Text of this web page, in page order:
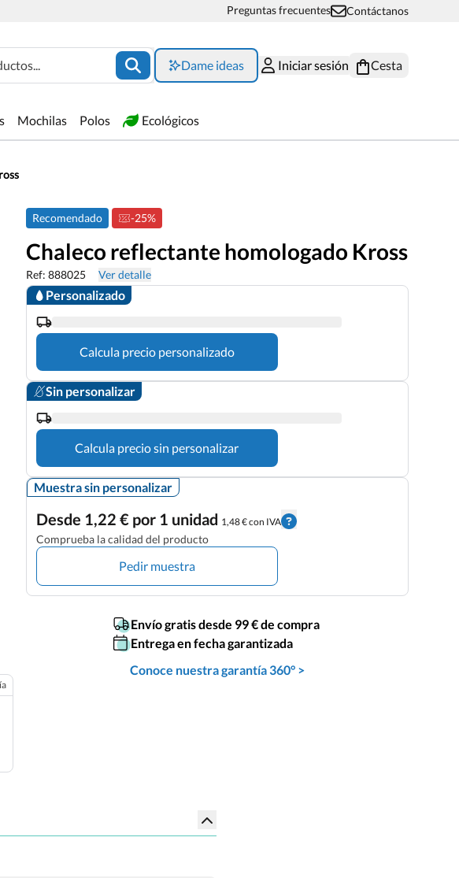
Preguntas frecuentes Contáctanos
Dame ideas Iniciar sesión Cesta
Mochilas Polos Ecológicos
Recomendado -25%
Chaleco reflectante homologado Kross
Ref: 888025 Ver detalle
Personalizado
Calcula precio personalizado
Sin personalizar
Calcula precio sin personalizar
Muestra sin personalizar
Desde 1,22 € por 1 unidad 1,48 € con IVA
Comprueba la calidad del producto
Pedir muestra
Envío gratis desde 99 € de compra
Entrega en fecha garantizada
Conoce nuestra garantía 360° >